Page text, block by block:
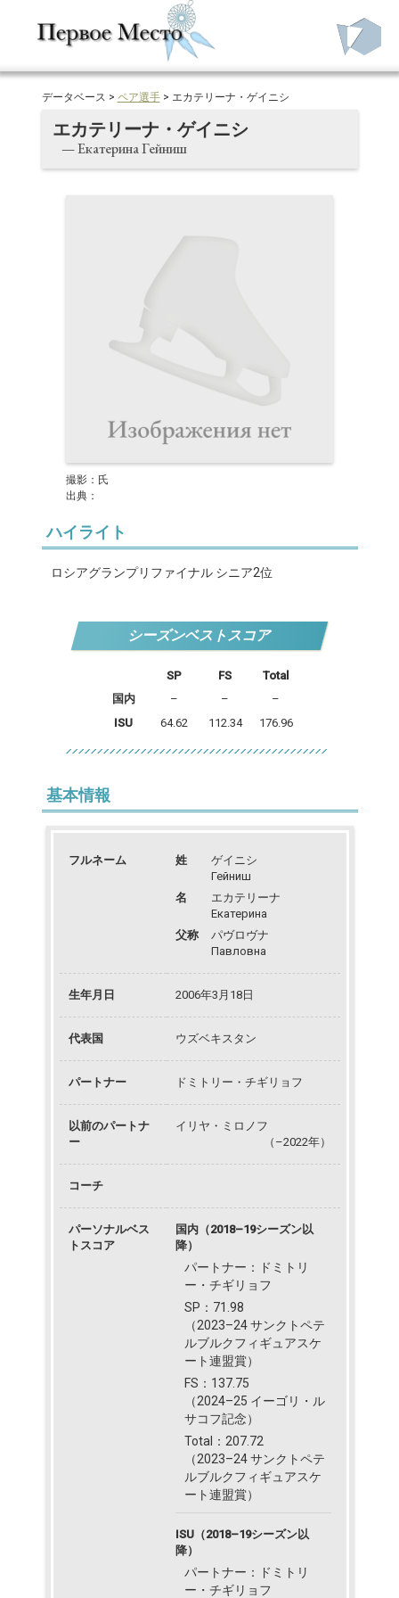
データベース > ペア選手> エカテリーナ・ゲイニシ
エカテリーナ・ゲイニシ
— Екатерина Гейниш
撮影：氏
出典：
ハイライト
ロシアグランプリファイナル シニア2位
シーズンベストスコア
SP FS
Total
国内
– –
–
ISU
64.62 112.34 176.96
基本情報
フルネーム 姓
ゲイニシ
Гейниш
名
エカテリーナ
Екатерина
父称
パヴロヴナ
Павловна
生年月日 2006年3月18日
代表国 ウズベキスタン
パートナー ドミトリー・チギリョフ
以前のパートナ
ー
イリヤ・ミロノフ
（–2022年）
コーチ
パーソナルベス
トスコア
国内（2018–19シーズン以
降）
パートナー：ドミトリ
ー・チギリョフ
SP：71.98
（2023–24 サンクトペテ
ルブルクフィギュアスケ
ート連盟賞）
FS：137.75
（2024–25 イーゴリ・ル
サコフ記念）
Total：207.72
（2023–24 サンクトペテ
ルブルクフィギュアスケ
ート連盟賞）
ISU（2018–19シーズン以
降）
パートナー：ドミトリ
ー・チギリョフ